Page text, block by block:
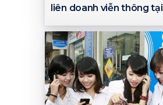
liên doanh viễn thông tại